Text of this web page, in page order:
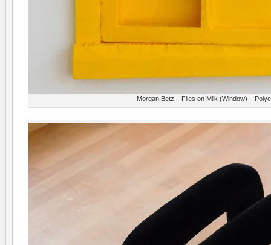
Morgan Betz – Flies on Milk (Window) –